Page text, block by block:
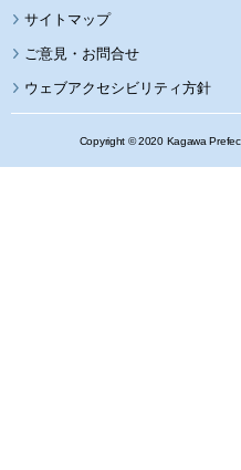
サイトマップ
ウェブアクセシビリティ方針
Copyright © 2020 Kagawa